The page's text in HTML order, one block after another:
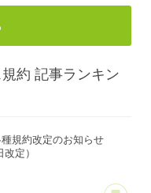
約 記事ランキン
規約改定のお知らせ
定）